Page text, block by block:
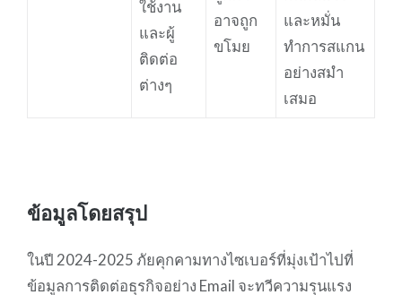
ใช้งาน
และผู้
ติดต่อ
ต่างๆ
อาจถูก
ขโมย
และหมั่น
ทำการสแกน
อย่างสมำ
เสมอ
ข้อมูลโดยสรุป
ในปี 2024-2025 ภัยคุกคามทางไซเบอร์ที่มุ่งเป้าไปที่
ข้อมูลการติดต่อธุรกิจอย่าง Email จะทวีความรุนแรง